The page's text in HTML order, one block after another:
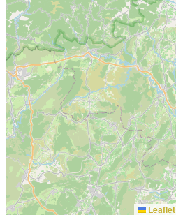
Leaflet